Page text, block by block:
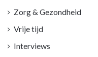
Zorg & Gezondheid
Vrije tijd
Interviews